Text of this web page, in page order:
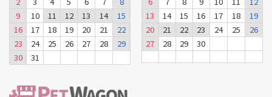
9
10 11 12 13 14
15
16
17 18 19 20 21
22
23
24 25 26 27 28
29
30
31
13
14 15 16 17 18
19
20
21 22 23 24 25
26
27
28 29 30